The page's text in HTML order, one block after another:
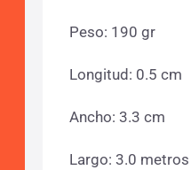
Peso: 190 gr
Longitud: 0.5 cm
Ancho: 3.3 cm
Largo: 3.0 metros